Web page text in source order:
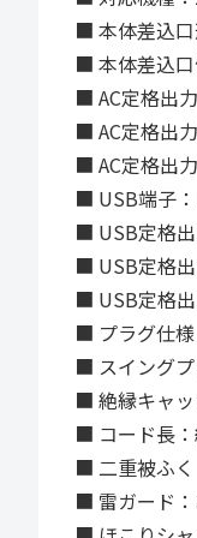
■ 本体差込
■ 本体差込
■ AC定格出
■ AC定格出
■ AC定格出
■ USB端子
■ USB定格
■ USB定格
■ USB定格
■ プラグ仕
■ スイング
■ 絶縁キャ
■ コード長
■ 二重被ふく
■ 雷ガード：